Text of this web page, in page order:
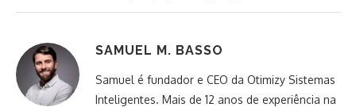
SAMUEL M. BASSO
Samuel é fundador e CEO da Otimizy Sistemas
Inteligentes. Mais de 12 anos de experiência na